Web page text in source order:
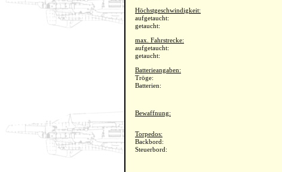
Höchstgeschwindigkeit:
aufgetaucht:
getaucht:
max. Fahrstrecke:
aufgetaucht:
getaucht:
Batterieangaben:
Tröge:
Batterien:
Bewaffnung:
Torpedos:
Backbord:
Steuerbord: